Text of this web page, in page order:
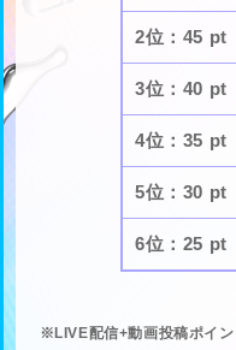
2位：45 pt
3位：40 pt
4位：35 pt
5位：30 pt
6位：25 pt
※LIVE配信+動画投稿ポイ